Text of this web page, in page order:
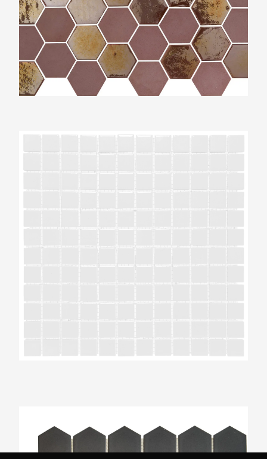
Vierkant 23x23mm
51x59mm